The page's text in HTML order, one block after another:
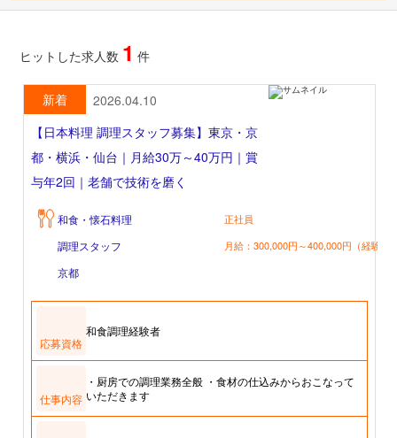
ヒットした求人数 1 件
新着
2026.04.10
【日本料理 調理スタッフ募集】東京・京
都・横浜・仙台｜月給30万～40万円｜賞
与年2回｜老舗で技術を磨く
和食・懐石料理
調理スタッフ
京都
正社員
月給：300,000円～400,000円（経験
応募資格
和食調理経験者
仕事内容
・厨房での調理業務全般 ・食材の仕込みからおこなって
いただきます